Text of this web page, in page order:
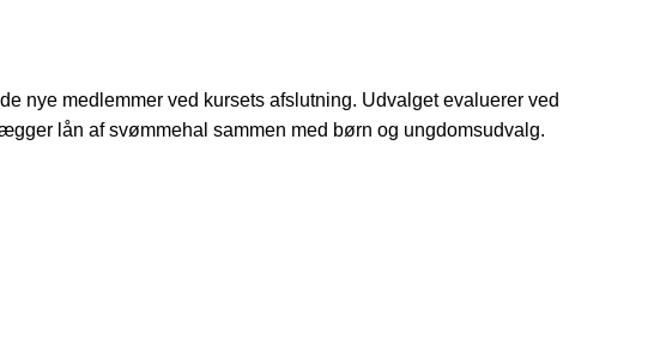
nye medlemmer ved kursets afslutning. Udvalget evaluerer ved
lån af svømmehal sammen med børn og ungdomsudvalg.